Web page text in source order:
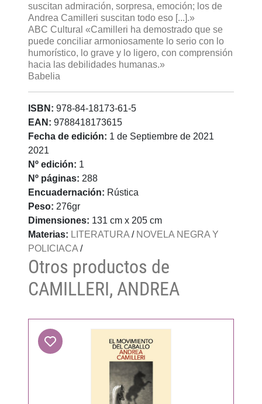
suscitan admiración, sorpresa, emoción; los de
Andrea Camilleri suscitan todo eso [...].»
ABC Cultural «Camilleri ha demostrado que se
puede conciliar armoniosamente lo serio con lo
humorístico, lo grave y lo ligero, con comprensión
hacia las debilidades humanas.»
Babelia
ISBN: 978-84-18173-61-5
EAN: 9788418173615
Fecha de edición: 1 de Septiembre de 2021
2021
Nº edición: 1
Nº páginas: 288
Encuadernación: Rústica
Peso: 276gr
Dimensiones: 131 cm x 205 cm
Materias: LITERATURA / NOVELA NEGRA Y
POLICIACA /
Otros productos de
CAMILLERI, ANDREA